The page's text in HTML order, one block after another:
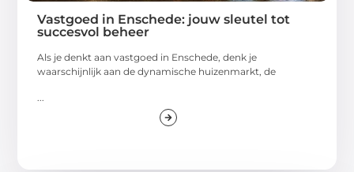
Vastgoed in Enschede: jouw sleutel tot
succesvol beheer
Als je denkt aan vastgoed in Enschede, denk je
waarschijnlijk aan de dynamische huizenmarkt, de